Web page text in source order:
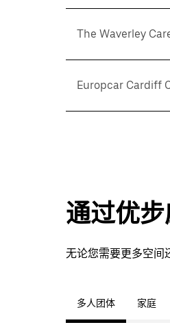
The Waverley
Europcar Cardiff
通过优
无论您需要更多空间
多人团体 家庭